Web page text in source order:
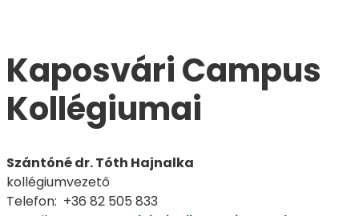
Kaposvári Campus
Kollégiumai
Szántóné dr. Tóth Hajnalka
kollégiumvezető
Telefon: +36 82 505 833